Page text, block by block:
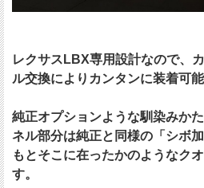
レクサスLBX専用設計なので、
ル交換によりカンタンに装着可能
純正オプションような馴染みか
ネル部分は純正と同様の「シボ
もとそこに在ったかのようなク
す。